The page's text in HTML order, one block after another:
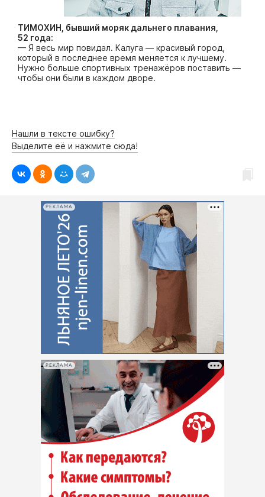
ТИМОХИН, бывший моряк дальнего плавания,
52 года:
— Я весь мир повидал. Калуга — красивый город,
который в последнее время меняется к лучшему.
Нужно больше спортивных тренажёров поставить —
чтобы они были в каждом дворе.
Нашли в тексте ошибку?
Выделите её и нажмите сюда!
РЕКЛАМА
РЕКЛАМА